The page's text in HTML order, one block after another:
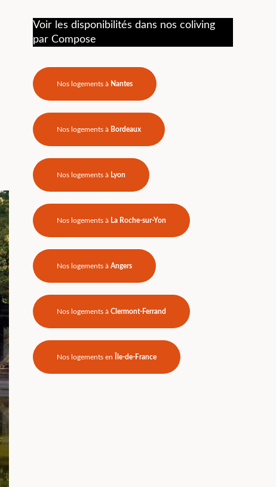
Voir les disponibilités dans nos coliving
par Compose
Nos logements à Nantes
Nos logements à Bordeaux
Nos logements à Lyon
Nos logements à La Roche-sur-Yon
Nos logements à Angers
Nos logements à Clermont-Ferrand
Nos logements en Île-de-France